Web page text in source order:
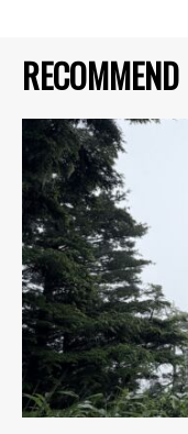
RECOMMEND